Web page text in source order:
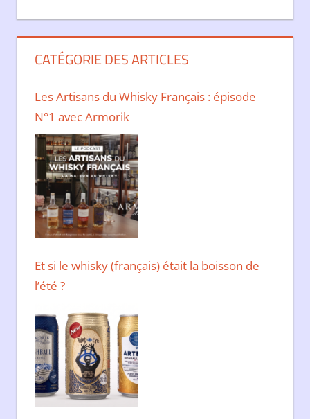
CATÉGORIE DES ARTICLES
Les Artisans du Whisky Français : épisode
N°1 avec Armorik
Et si le whisky (français) était la boisson de
l’été ?